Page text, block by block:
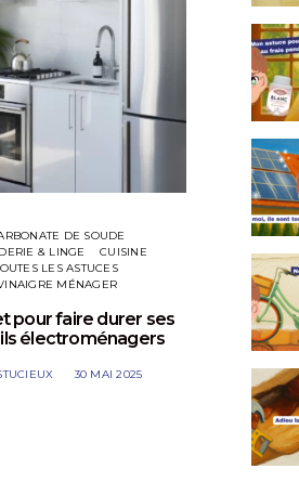
DE SOUDE
& LINGE
CUISINE
LES ASTUCES
MÉNAGER
pour faire durer ses
électroménagers
30 MAI 2025
HUILE DE
TOUTES
LES